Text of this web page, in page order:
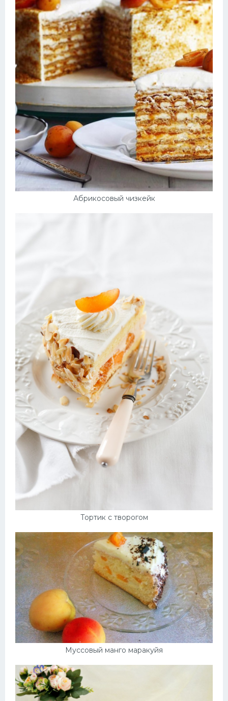
Абрикосовый чизкейк
Тортик с творогом
Муссовый манго маракуйя